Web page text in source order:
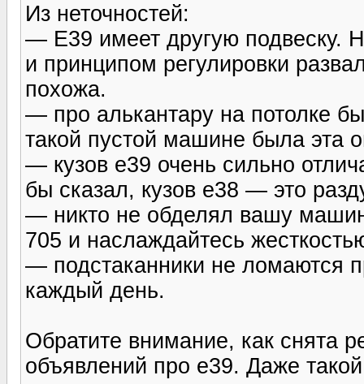
Из неточностей:
— Е39 имеет другую подвеску.
и принципом регулировки
похожа.
— про алькантару на потолке
такой пустой машине была эта
— кузов е39 очень сильно
бы сказал, кузов е38 — это
— никто не обделял вашу
705 и наслаждайтесь
— подстаканники не ломаются
каждый день.
Обратите внимание, как снята
объявлений про е39. Даже